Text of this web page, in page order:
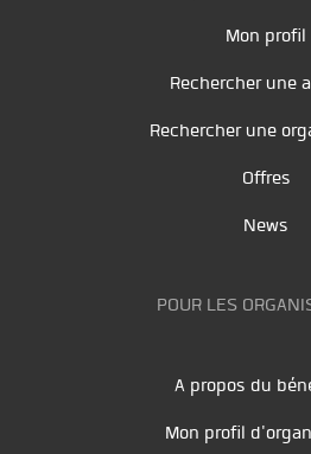
Mon profil
Rechercher une
Rechercher une
Offres
News
POUR LES
A propos du
Mon profil